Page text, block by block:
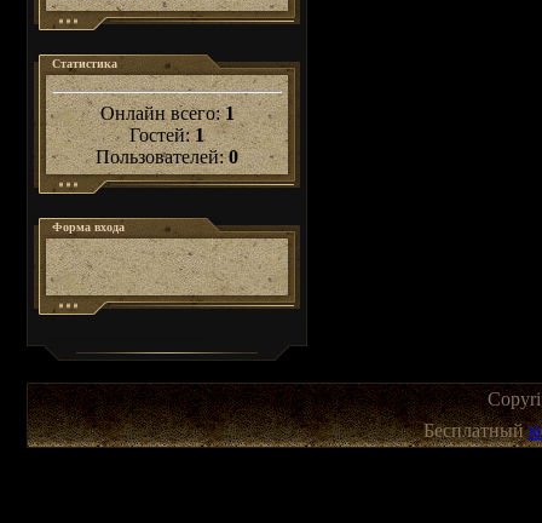
Статистика
Онлайн всего:1
Гостей:1
Пользователей:0
Форма входа
Бесплатный